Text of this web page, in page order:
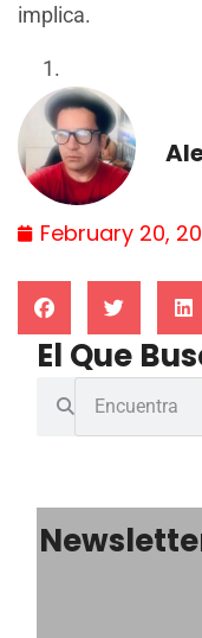
implica.
February 20,
El Que